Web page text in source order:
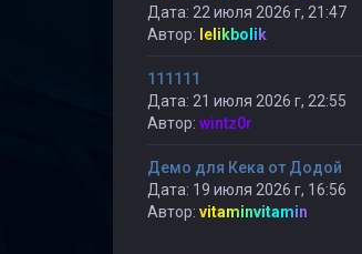
Дата: 22 июля 2026 г, 21:47
Автор: lelikbolik
111111
Дата: 21 июля 2026 г, 22:55
Автор: wintz0r
Демо для Кека от Додой
Дата: 19 июля 2026 г, 16:56
Автор: vitaminvitamin